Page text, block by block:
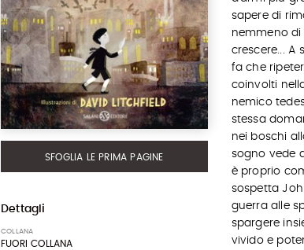
SFOGLIA LE PRIMA PAGINE
Dettagli
COLLANA
FUORI COLLANA
sapere di
nemmeno di
crescere... A
fa che
coinvolti
nemico
stessa
nei boschi
sogno vede
è proprio
sospetta
guerra alle
spargere
vivido e